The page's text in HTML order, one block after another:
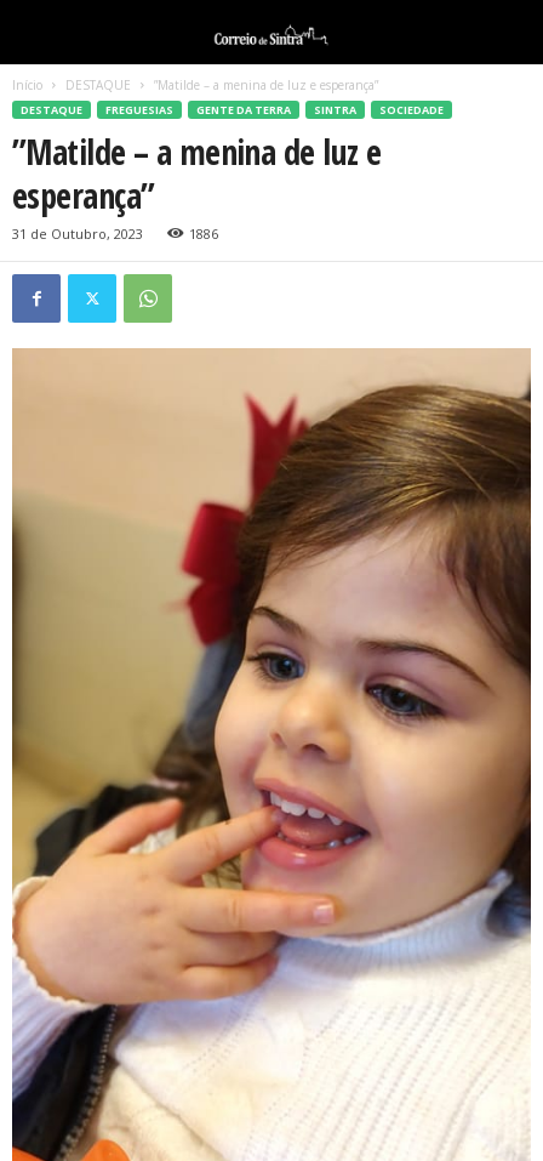
Início DESTAQUE ”Matilde – a menina de luz e esperança”
DESTAQUE FREGUESIAS GENTE DA TERRA SINTRA SOCIEDADE
”Matilde – a menina de luz e
esperança”
31 de Outubro, 2023 1886